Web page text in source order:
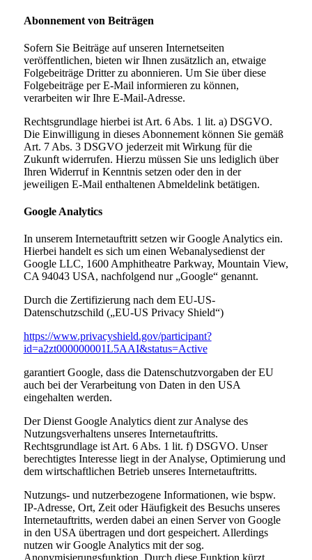
Abonnement von Beiträgen
Sofern Sie Beiträge auf unseren Internetseiten
veröffentlichen, bieten wir Ihnen zusätzlich an, etwaige
Folgebeiträge Dritter zu abonnieren. Um Sie über diese
Folgebeiträge per E-Mail informieren zu können,
verarbeiten wir Ihre E-Mail-Adresse.
Rechtsgrundlage hierbei ist Art. 6 Abs. 1 lit. a) DSGVO.
Die Einwilligung in dieses Abonnement können Sie gemäß
Art. 7 Abs. 3 DSGVO jederzeit mit Wirkung für die
Zukunft widerrufen. Hierzu müssen Sie uns lediglich über
Ihren Widerruf in Kenntnis setzen oder den in der
jeweiligen E-Mail enthaltenen Abmeldelink betätigen.
Google Analytics
In unserem Internetauftritt setzen wir Google Analytics ein.
Hierbei handelt es sich um einen Webanalysedienst der
Google LLC, 1600 Amphitheatre Parkway, Mountain View,
CA 94043 USA, nachfolgend nur „Google“ genannt.
Durch die Zertifizierung nach dem EU-US-
Datenschutzschild („EU-US Privacy Shield“)
https://www.privacyshield.gov/participant?
id=a2zt000000001L5AAI&status=Active
garantiert Google, dass die Datenschutzvorgaben der EU
auch bei der Verarbeitung von Daten in den USA
eingehalten werden.
Der Dienst Google Analytics dient zur Analyse des
Nutzungsverhaltens unseres Internetauftritts.
Rechtsgrundlage ist Art. 6 Abs. 1 lit. f) DSGVO. Unser
berechtigtes Interesse liegt in der Analyse, Optimierung und
dem wirtschaftlichen Betrieb unseres Internetauftritts.
Nutzungs- und nutzerbezogene Informationen, wie bspw.
IP-Adresse, Ort, Zeit oder Häufigkeit des Besuchs unseres
Internetauftritts, werden dabei an einen Server von Google
in den USA übertragen und dort gespeichert. Allerdings
nutzen wir Google Analytics mit der sog.